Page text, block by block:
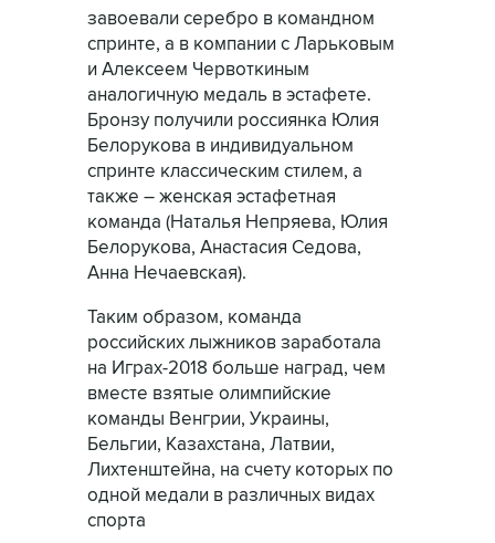
завоевали серебро в командном
спринте, а в компании с Ларьковым
и Алексеем Червоткиным
аналогичную медаль в эстафете.
Бронзу получили россиянка Юлия
Белорукова в индивидуальном
спринте классическим стилем, а
также – женская эстафетная
команда (Наталья Непряева, Юлия
Белорукова, Анастасия Седова,
Анна Нечаевская).
Таким образом, команда
российских лыжников заработала
на Играх-2018 больше наград, чем
вместе взятые олимпийские
команды Венгрии, Украины,
Бельгии, Казахстана, Латвии,
Лихтенштейна, на счету которых по
одной медали в различных видах
спорта